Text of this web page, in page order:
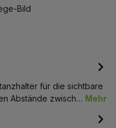
Bild
für die sichtbare
Abstände zwisch… Mehr